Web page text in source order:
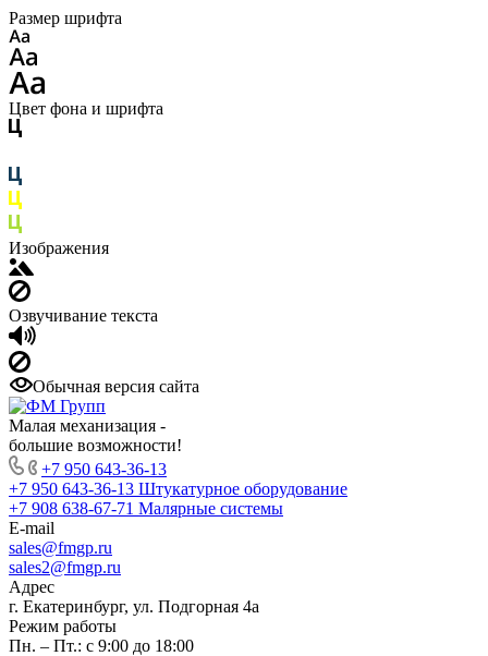
Размер шрифта
Цвет фона и шрифта
Изображения
Озвучивание текста
Обычная версия сайта
Малая механизация -
большие возможности!
+7 950 643-36-13
+7 950 643-36-13 Штукатурное оборудование
+7 908 638-67-71 Малярные системы
E-mail
sales@fmgp.ru
sales2@fmgp.ru
Адрес
г. Екатеринбург, ул. Подгорная 4а
Режим работы
Пн. – Пт.: с 9:00 до 18:00